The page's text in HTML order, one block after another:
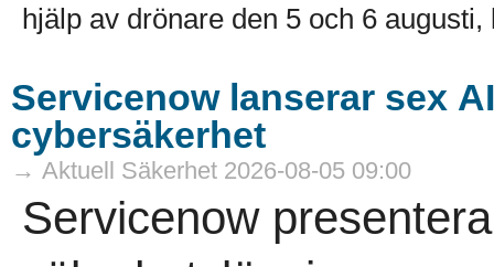
hjälp av drönare den 5 och 6 augusti,
Servicenow lanserar sex
cybersäkerhet
→ Aktuell Säkerhet 2026-08-05 09:00
Servicenow